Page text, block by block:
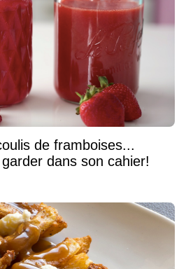
de framboises...
dans son cahier!